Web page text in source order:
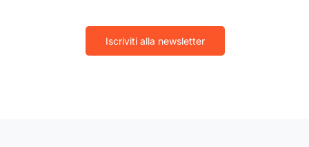
Iscriviti alla newsletter